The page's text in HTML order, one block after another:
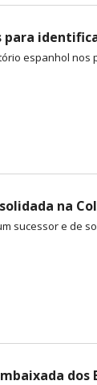
para
espanhol nos
na
sucessor e de
dos